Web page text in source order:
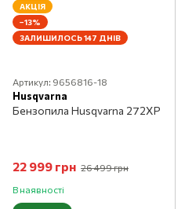
АКЦІЯ
−13%
ЗАЛИШИЛОСЬ 147 ДНІВ
Артикул: 9656816-18
Husqvarna
Бензопила Husqvarna 272XP
22 999 грн 26 499 грн
В наявності